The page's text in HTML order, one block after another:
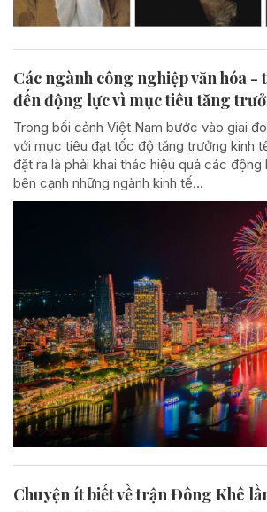
Các ngành công nghiệp văn hóa -
đến động lực vì mục tiêu tăng
Trong bối cảnh Việt Nam bước vào giai
với mục tiêu đạt tốc độ tăng trưởng kinh
đặt ra là phải khai thác hiệu quả các
bên cạnh những ngành kinh tế...
Chuyện ít biết về trận Đông Khê